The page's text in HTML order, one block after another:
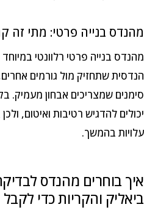
מהנדס בנייה פרטי: מתי זה
מהנדס בנייה פרטי רלוונטי
הנדסית שתחזיק מול גורמים
סימנים שמצריכים אבחון מעמיק.
יכולים להדגיש רטיבות ואיטום,
עלויות בהמשך.
איך בוחרים מהנדס
ביאליק והקריות כדי